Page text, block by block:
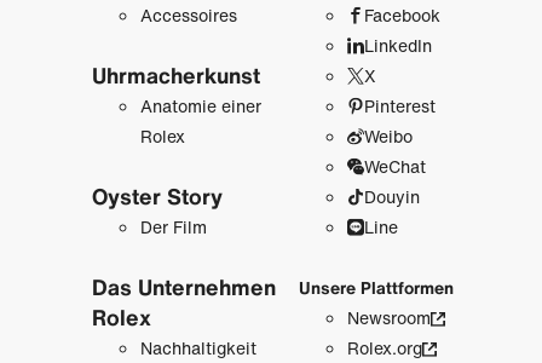
Accessoires
Uhrmacher­kunst
Anatomie einer
Rolex
Oyster Story
Der Film
Das Unternehmen
Rolex
Nachhaltigkeit
Facebook
LinkedIn
X
Pinterest
Weibo
WeChat
Douyin
Line
Unsere Plattformen
Newsroom
Rolex.org